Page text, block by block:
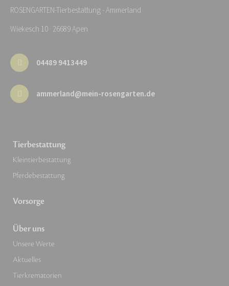
ROSENGARTEN-Tierbestattung - Ammerland
Wiekesch 10 · 26689 Apen
04489 9413449
ammerland@mein-rosengarten.de
Tierbestattung
Kleintierbestattung
Pferdebestattung
Vorsorge
Über uns
Unsere Werte
Aktuelles
Tierkrematorien